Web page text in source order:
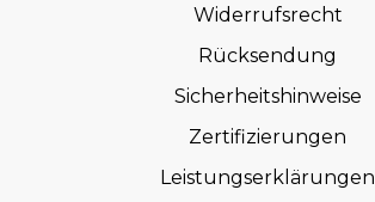
Widerrufsrecht
Rücksendung
Sicherheitshinweise
Zertifizierungen
Leistungserklärungen